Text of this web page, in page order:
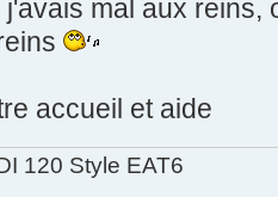
mal aux reins,
accueil et aide
120 Style EAT6